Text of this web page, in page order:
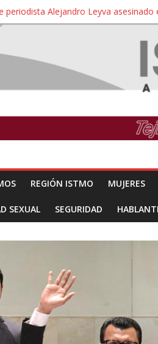
periodista Alejandro Leyva
de Juchitán, Oaxaca de nuevo
y comuneros ikoots detienen la
de hidrocarburo afecta a Salina
CUIDAR A MI HIJA CON SÍNDROME
REGIÓN ISTMO MUJERES
SEXUAL SEGURIDAD